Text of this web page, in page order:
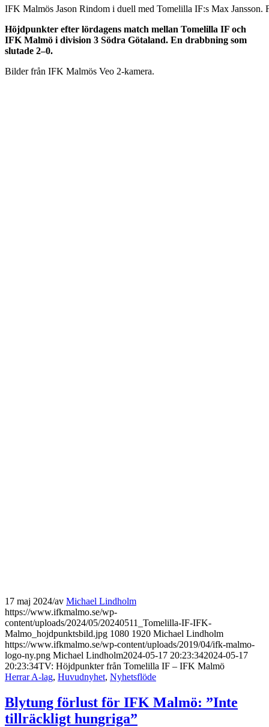
IFK Malmös Jason Rindom i duell med Tomelilla IF:s Max Jansson.
Höjdpunkter efter lördagens match mellan Tomelilla IF och
IFK Malmö i division 3 Södra Götaland. En drabbning som
slutade 2–0.
Bilder från IFK Malmös Veo 2-kamera.
17 maj 2024/av Michael Lindholm
https://www.ifkmalmo.se/wp-
content/uploads/2024/05/20240511_Tomelilla-IF-IFK-
Malmo_hojdpunktsbild.jpg 1080 1920 Michael Lindholm
https://www.ifkmalmo.se/wp-content/uploads/2019/04/ifk-malmo-
logo-ny.png Michael Lindholm2024-05-17 20:23:342024-05-17
20:23:34TV: Höjdpunkter från Tomelilla IF – IFK Malmö
Herrar A-lag, Huvudnyhet, Nyhetsflöde
Blytung förlust för IFK Malmö: ”Inte
tillräckligt hungriga”